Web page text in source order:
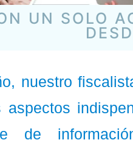
UN SOLO
nuestro
de